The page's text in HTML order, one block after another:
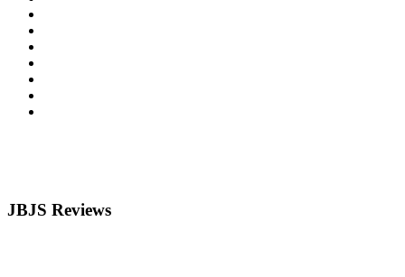
JBJS Reviews